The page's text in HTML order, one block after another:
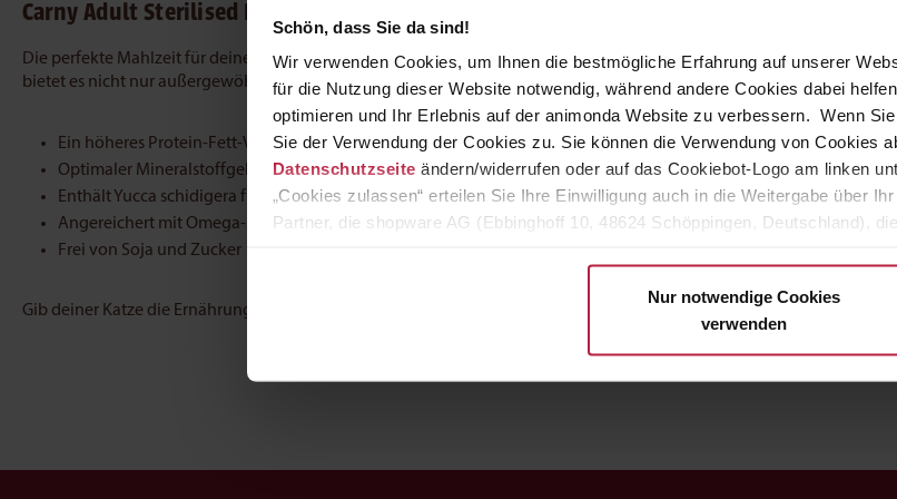
Schön, dass Sie da sind!
Wir verwenden Cookies, um Ihnen die bestmögliche Erfahrung auf unserer
für die Nutzung dieser Website notwendig, während andere Cookies dabei
optimieren und Ihr Erlebnis auf der animonda Website zu verbessern. Wenn
Sie der Verwendung der Cookies zu. Sie können die Verwendung von Cookies
Datenschutzseite ändern/widerrufen oder auf das Cookiebot-Logo am linken
„Cookies zulassen“ erteilen Sie Ihre Einwilligung auch in die Weitergabe über
Partner, die shopware AG (Ebbinghoff 10, 48624 Schöppingen, Deutschland),
Nur notwendige Cookies
verwenden
Carny Adult Sterilised Huhn und Pute
Die perfekte Mahlzeit für deine geliebte sterilisierte Katze. Hergestellt aus 25 % frischem Hühnerfleisch und ohne
bietet es nicht nur außergewöhnlichen Geschmack, sondern auch eine leichte Verdauung für empfindliche Mägen.
Ein höheres Protein-Fett-Verhältnis hilft bei der Gewichtskontrolle
Optimaler Mineralstoffgehalt unterstützt die Gesundheit der Harnwege
Enthält Yucca schidigera für weniger Stuhlgeruch
Angereichert mit Omega-3-Fettsäuren
Frei von Soja und Zucker
Gib deiner Katze die Ernährung, die sie verdient -